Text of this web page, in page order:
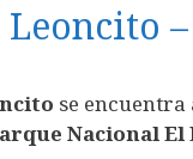
–
se encuentra
Nacional